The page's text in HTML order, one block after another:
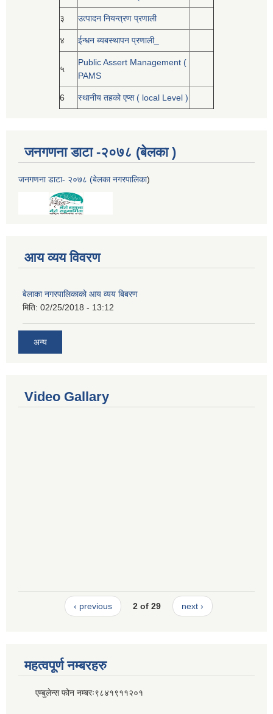
३ उत्पादन नियन्त्रण प्रणाली
४ ईन्धन ब्यबस्थापन प्रणाली_
५
Public Assert Management (
PAMS
6 स्थानीय तहको एप्स ( local Level )
जनगणना डाटा -२०७८ (बेलका )
जनगणना डाटा- २०७८ (बेलका नगरपालिका)
आय व्यय विवरण
बेलाका नगरपालिकाको आय व्यय बिबरण
मिति: 02/25/2018 - 13:12
अन्य
Video Gallary
‹ previous 2 of 29 next ›
महत्वपूर्ण नम्बरहरु
एम्बुलेन्स फोन नम्बरः९८४१९११२०१